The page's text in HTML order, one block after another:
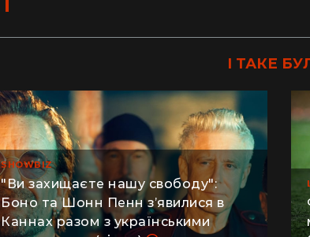
І ТАКЕ
SHOWBIZ
"Ви захищаєте нашу свободу":
Боно та Шонн Пенн з’явилися в
Каннах разом з українськими